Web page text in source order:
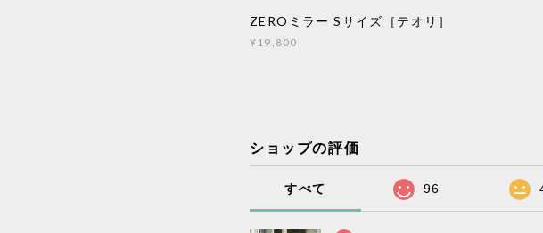
ZEROミラー Sサイズ［テオリ］
¥19,800
ショップの評価
すべて 96